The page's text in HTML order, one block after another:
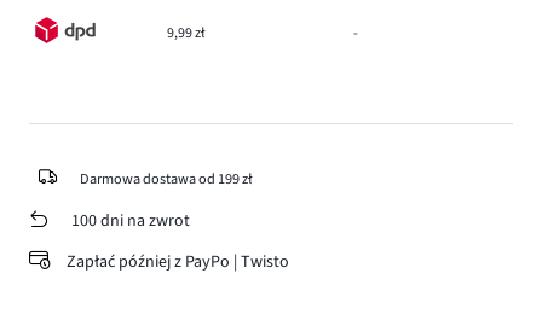
9,99 zł -
Darmowa dostawa od 199 zł
100 dni na zwrot
Zapłać później z PayPo | Twisto